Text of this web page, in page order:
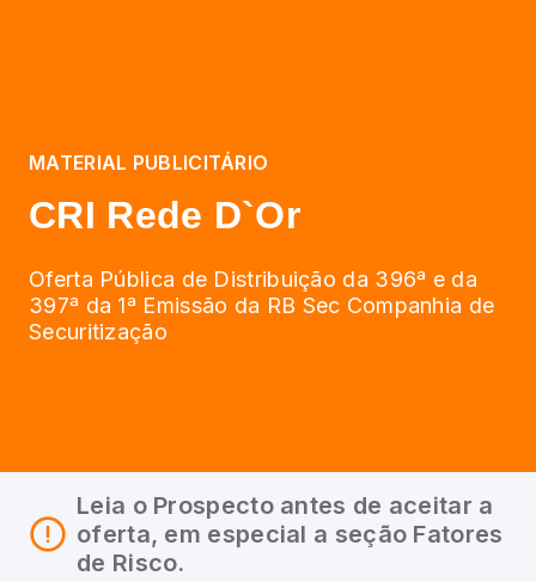
MATERIAL PUBLICITÁRIO
CRI Rede D`Or
Oferta Pública de Distribuição da 396ª e da
397ª da 1ª Emissão da RB Sec Companhia de
Securitização
Leia o Prospecto antes de aceitar a
oferta, em especial a seção Fatores
de Risco.